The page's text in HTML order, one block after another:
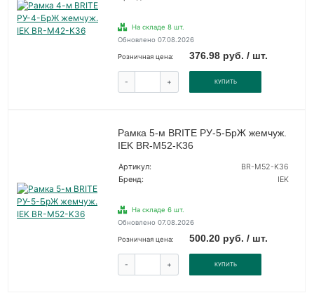
На складе 8 шт.
Обновлено 07.08.2026
Розничная цена: 376.98 руб. / шт.
- + КУПИТЬ
Рамка 5-м BRITE РУ-5-БрЖ жемчуж.
IEK BR-M52-K36
Артикул:
BR-M52-K36
Бренд:
IEK
На складе 6 шт.
Обновлено 07.08.2026
Розничная цена: 500.20 руб. / шт.
- + КУПИТЬ